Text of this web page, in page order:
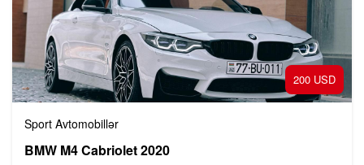
200 USD
Sport Avtomobillər
BMW M4 Cabriolet 2020